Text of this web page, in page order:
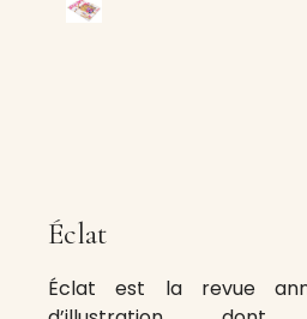
Éclat
Éclat est la revue